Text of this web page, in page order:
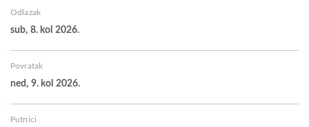
Odlazak
sub, 8. kol 2026.
Povratak
ned, 9. kol 2026.
Putnici